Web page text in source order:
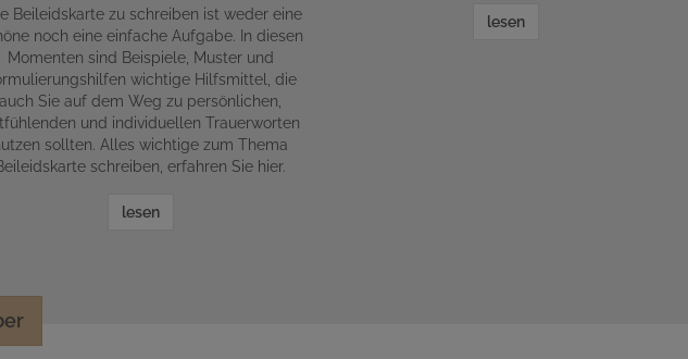
Beileidskarte zu schreiben ist weder eine
noch eine einfache Aufgabe. In diesen
Momenten sind Beispiele, Muster und
wichtige Hilfsmittel, die
auch Sie auf dem Weg zu persönlichen,
und individuellen Trauerworten
sollten. Alles wichtige zum Thema
schreiben, erfahren Sie hier.
lesen
lesen